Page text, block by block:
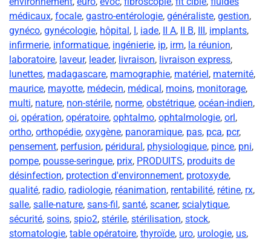
médicaux, focale, gastro-entérologie, généraliste, gestion,
gynéco, gynécologie, hôpital, I, iade, II A, II B, III, implants,
infirmerie, informatique, ingénierie, ip, irm, la réunion,
laboratoire, laveur, leader, livraison, livraison express,
lunettes, madagascare, mamographie, matériel, maternité,
maurice, mayotte, médecin, médical, moins, monitorage,
multi, nature, non-stérile, norme, obstétrique, océan-indien,
oi, opération, opératoire, ophtalmo, ophtalmologie, orl,
ortho, orthopédie, oxygène, panoramique, pas, pca, pcr,
pensement, perfusion, péridural, physiologique, pince, pni,
pompe, pousse-seringue, prix, PRODUITS, produits de
désinfection, protection d'environnement, protoxyde,
qualité, radio, radiologie, réanimation, rentabilité, rétine, rx,
salle, salle-nature, sans-fil, santé, scaner, scialytique,
sécurité, soins, spio2, stérile, stérilisation, stock,
stomatologie, table opératoire, thyroïde, uro, urologie, us,